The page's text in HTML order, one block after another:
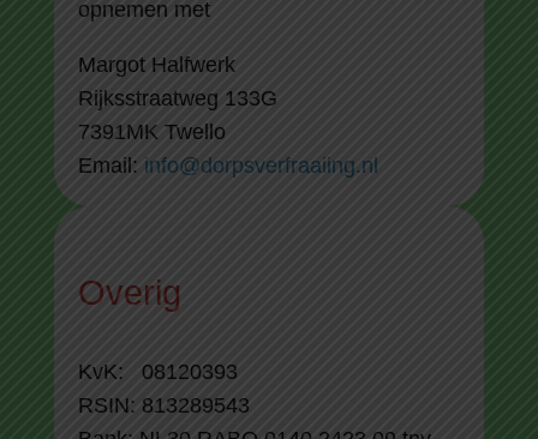
opnemen met
Margot Halfwerk
Rijksstraatweg 133G
7391MK Twello
Email: info@dorpsverfraaiing.nl
Overig
KvK: 08120393
RSIN: 813289543